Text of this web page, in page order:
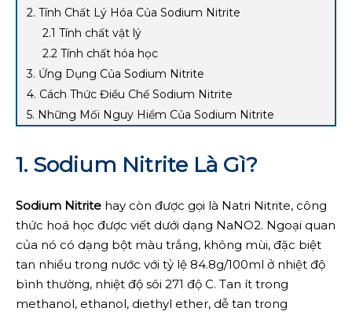
2. Tính Chất Lý Hóa Của Sodium Nitrite
2.1 Tính chất vật lý
2.2 Tính chất hóa học
3. Ứng Dụng Của Sodium Nitrite
4. Cách Thức Điều Chế Sodium Nitrite
5. Những Mối Nguy Hiểm Của Sodium Nitrite
1. Sodium Nitrite Là Gì?
Sodium Nitrite hay còn được gọi là Natri Nitrite, công
thức hoá học được viết dưới dạng NaNO2. Ngoại quan
của nó có dạng bột màu trắng, không mùi, đặc biệt
tan nhiều trong nước với tỷ lệ 84.8g/100ml ở nhiệt độ
bình thường, nhiệt độ sôi 271 độ C. Tan ít trong
methanol, ethanol, diethyl ether, dễ tan trong